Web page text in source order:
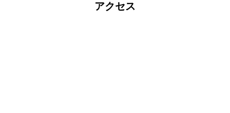
アクセス